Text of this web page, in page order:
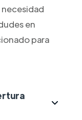
en
para